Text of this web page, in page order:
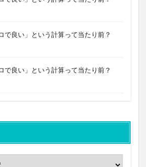
で良い」という計算って当たり前？
で良い」という計算って当たり前？